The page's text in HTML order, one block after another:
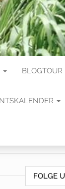
BLOGTOUR
FOLGE